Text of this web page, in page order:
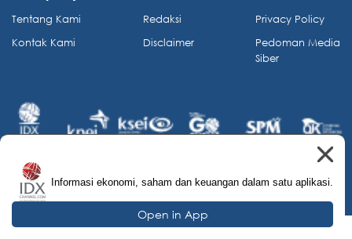
Tentang Kami
Kontak Kami
Redaksi
Disclaimer
Privacy Policy
Pedoman Media
Siber
© 2026 IDX Channel. All Rights Reserved.
Informasi ekonomi, saham dan keuangan dalam satu aplikasi.
Open in App